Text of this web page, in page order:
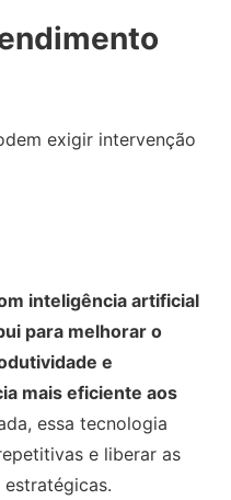
exigir intervenção
inteligência artificial
para melhorar o
e
mais eficiente aos
essa tecnologia
e liberar as